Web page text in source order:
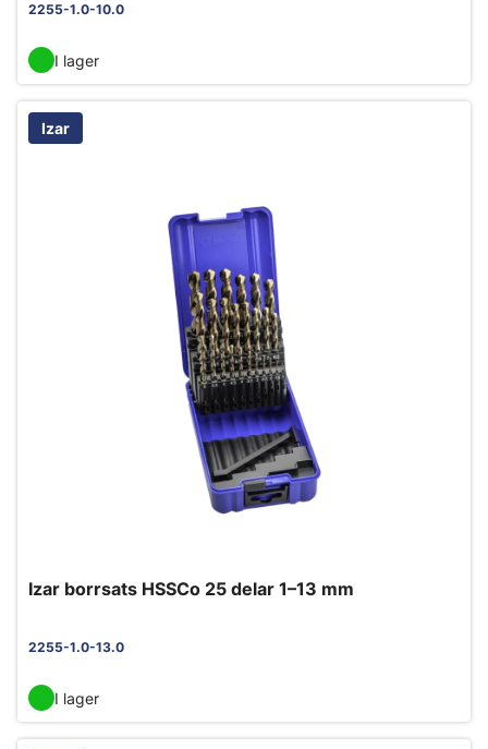
2255-1.0-10.0
I lager
Izar
Izar borrsats HSSCo 25 delar 1–13 mm
2255-1.0-13.0
I lager